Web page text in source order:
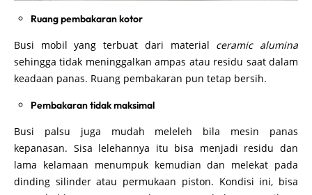
Ruang pembakaran kotor
Busi mobil yang terbuat dari material ceramic alumina
sehingga tidak meninggalkan ampas atau residu saat dalam
keadaan panas. Ruang pembakaran pun tetap bersih.
Pembakaran tidak maksimal
Busi palsu juga mudah meleleh bila mesin panas
kepanasan. Sisa lelehannya itu bisa menjadi residu dan
lama kelamaan menumpuk kemudian dan melekat pada
dinding silinder atau permukaan piston. Kondisi ini, bisa